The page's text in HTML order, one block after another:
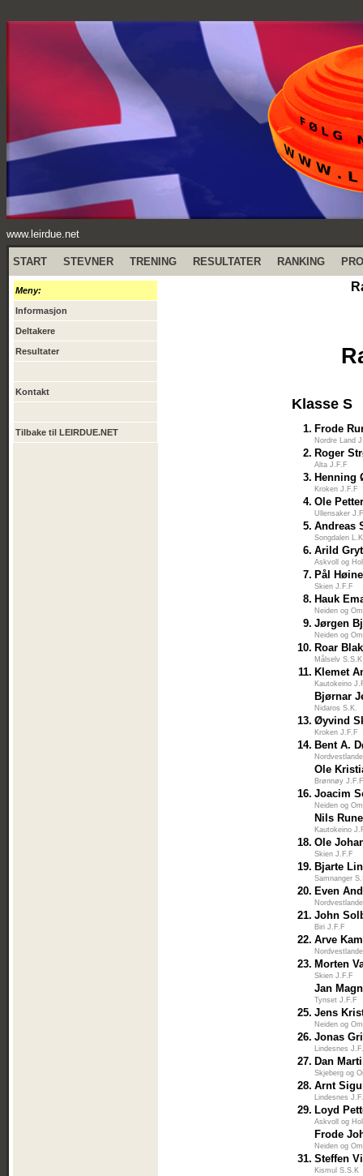
www.leirdue.net
START STEVNER TRENING RESULTATER RANKING
Meny:
Informasjon
Deltakere
Resultater
Kontakt
Tilbake til LEIRDUE.NET
Klasse S
1. Frode
Nordre Land
2. Roger
Alta J.F.F
3. Henning
Kroken J.F.F
4. Ole
Ullensaker
5. Andreas
Songdalen
6. Arild
Askvoll og
7. Pål
Skien J.F.F
8. Hauk
Neiden og
9. Jørgen
Neiden og
10. Roar
Målselv S.S.K
11. Klemet
Kautokeino
Bjørnar
Nidaros S.K.
13. Øyvind
Kroken J.F.F
14. Bent A.
Ole
Brønnøy
16. Joacim
Neiden og
Nils
Kautokeino
18. Ole
Skien J.F.F
19. Bjarte
Samnanger
20. Even
21. John
Biri J.F.F
22. Arve
23. Morten
Skien J.F.F
Jan
Tynset J.F.F
25. Jens
Neiden og
26. Jonas
Lindesnes
27. Dan
Skjeberg og
28. Arnt
Lindesnes
29. Loyd
Askvoll og
Frode
Neiden og
31. Steffen
Kismul S.S.K